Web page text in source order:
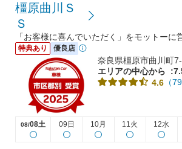
橿原曲川Ｓ
Ｓ
「お客様に喜んでいただく」をモットー
特典あり 優良店
奈良県橿原市曲川町
エリアの中心から
4.6 （
08/08土 09日 10月 11火 12水